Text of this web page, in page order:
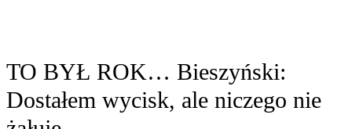
TO BYŁ ROK… Bieszyński:
Dostałem wycisk, ale niczego nie